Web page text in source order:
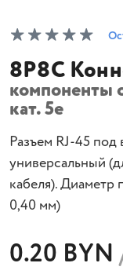
8P8C
компоненты
кат. 5e
Разъем RJ-45 под
универсальный
кабеля). Диаметр
0,40 мм)
0.20 BYN